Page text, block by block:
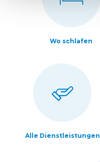
Wo schlafen
Alle Dienstleistungen